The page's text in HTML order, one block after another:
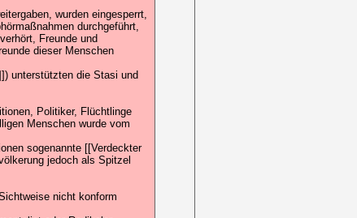
wurden eingesperrt,
durchgeführt,
Freunde und
dieser Menschen
unterstützten die Stasi und
Politiker, Flüchtlinge
Menschen wurde vom
sogenannte [[Verdeckter
jedoch als Spitzel
nicht konform